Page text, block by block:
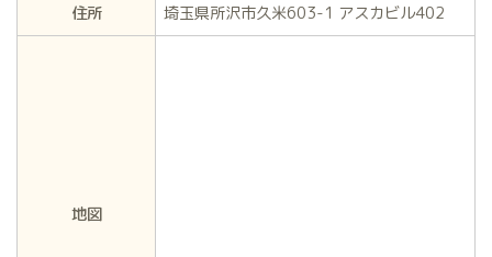
住所 埼玉県所沢市久米603-1 アスカビル402
地図